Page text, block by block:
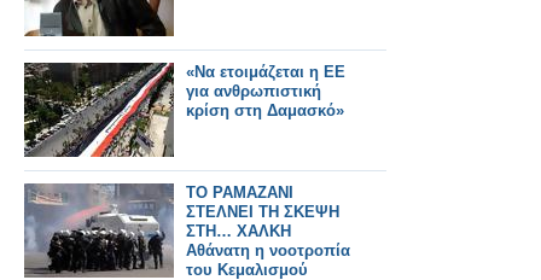
«Να ετοιμάζεται η ΕΕ
για ανθρωπιστική
κρίση στη Δαμασκό»
ΤΟ ΡΑΜΑΖΑΝΙ
ΣΤΕΛΝΕΙ ΤΗ ΣΚΕΨΗ
ΣΤΗ… ΧΑΛΚΗ
Αθάνατη η νοοτροπία
του Κεμαλισμού